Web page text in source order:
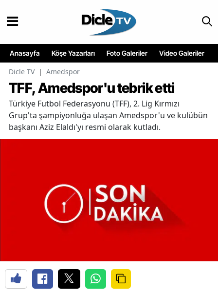
Anasayfa Köşe Yazarları Foto Galeriler Video Galeriler
Dicle TV | Amedspor
TFF, Amedspor'u tebrik etti
Türkiye Futbol Federasyonu (TFF), 2. Lig Kırmızı
Grup'ta şampiyonluğa ulaşan Amedspor'u ve kulübün
başkanı Aziz Elaldı'yı resmi olarak kutladı.